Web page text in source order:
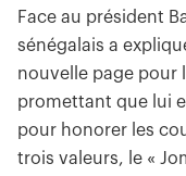
Face au président
sénégalais a
nouvelle page pour
promettant que lui
pour honorer les
trois valeurs, le «